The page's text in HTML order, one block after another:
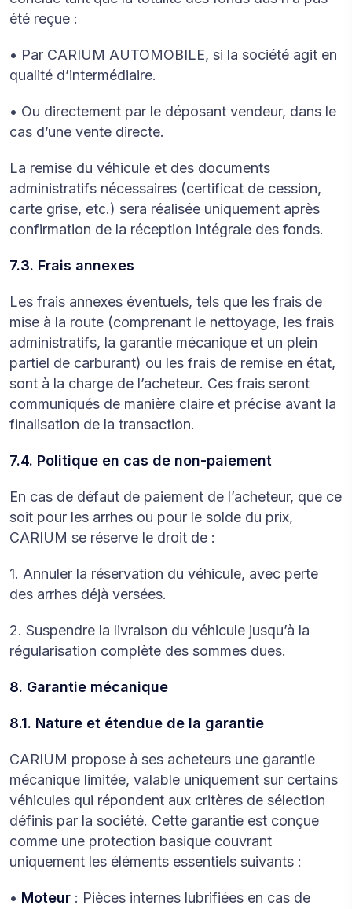
été reçue :
• Par CARIUM AUTOMOBILE, si la société agit en
qualité d’intermédiaire.
• Ou directement par le déposant vendeur, dans le
cas d’une vente directe.
La remise du véhicule et des documents
administratifs nécessaires (certificat de cession,
carte grise, etc.) sera réalisée uniquement après
confirmation de la réception intégrale des fonds.
7.3. Frais annexes
Les frais annexes éventuels, tels que les frais de
mise à la route (comprenant le nettoyage, les frais
administratifs, la garantie mécanique et un plein
partiel de carburant) ou les frais de remise en état,
sont à la charge de l’acheteur. Ces frais seront
communiqués de manière claire et précise avant la
finalisation de la transaction.
7.4. Politique en cas de non-paiement
En cas de défaut de paiement de l’acheteur, que ce
soit pour les arrhes ou pour le solde du prix,
CARIUM se réserve le droit de :
1. Annuler la réservation du véhicule, avec perte
des arrhes déjà versées.
2. Suspendre la livraison du véhicule jusqu’à la
régularisation complète des sommes dues.
8. Garantie mécanique
8.1. Nature et étendue de la garantie
CARIUM propose à ses acheteurs une garantie
mécanique limitée, valable uniquement sur certains
véhicules qui répondent aux critères de sélection
définis par la société. Cette garantie est conçue
comme une protection basique couvrant
uniquement les éléments essentiels suivants :
• Moteur : Pièces internes lubrifiées en cas de